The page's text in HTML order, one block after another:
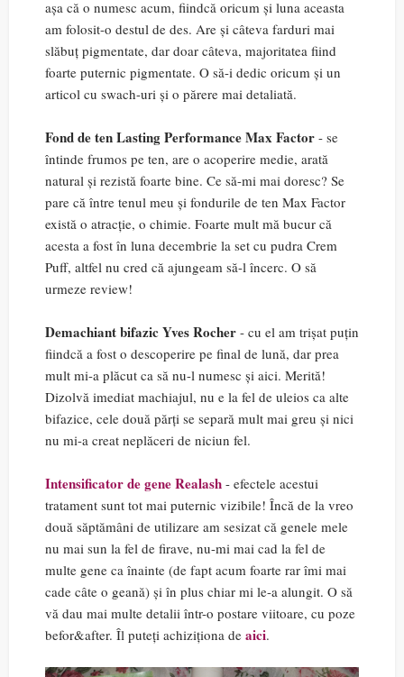
așa că o numesc acum, fiindcă oricum și luna aceasta
am folosit-o destul de des. Are și câteva farduri mai
slăbuț pigmentate, dar doar câteva, majoritatea fiind
foarte puternic pigmentate. O să-i dedic oricum și un
articol cu swach-uri și o părere mai detaliată.
Fond de ten Lasting Performance Max Factor - se
întinde frumos pe ten, are o acoperire medie, arată
natural și rezistă foarte bine. Ce să-mi mai doresc? Se
pare că între tenul meu și fondurile de ten Max Factor
există o atracție, o chimie. Foarte mult mă bucur că
acesta a fost în luna decembrie la set cu pudra Crem
Puff, altfel nu cred că ajungeam să-l încerc. O să
urmeze review!
Demachiant bifazic Yves Rocher - cu el am trișat puțin
fiindcă a fost o descoperire pe final de lună, dar prea
mult mi-a plăcut ca să nu-l numesc și aici. Merită!
Dizolvă imediat machiajul, nu e la fel de uleios ca alte
bifazice, cele două părți se separă mult mai greu și nici
nu mi-a creat neplăceri de niciun fel.
Intensificator de gene Realash - efectele acestui
tratament sunt tot mai puternic vizibile! Încă de la vreo
două săptămâni de utilizare am sesizat că genele mele
nu mai sun la fel de firave, nu-mi mai cad la fel de
multe gene ca înainte (de fapt acum foarte rar îmi mai
cade câte o geană) și în plus chiar mi le-a alungit. O să
vă dau mai multe detalii într-o postare viitoare, cu poze
befor&after. Îl puteți achiziționa de aici.